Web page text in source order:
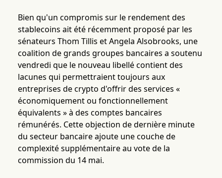
Bien qu'un compromis sur le rendement des
stablecoins ait été récemment proposé par les
sénateurs Thom Tillis et Angela Alsobrooks, une
coalition de grands groupes bancaires a soutenu
vendredi que le nouveau libellé contient des
lacunes qui permettraient toujours aux
entreprises de crypto d'offrir des services «
économiquement ou fonctionnellement
équivalents » à des comptes bancaires
rémunérés. Cette objection de dernière minute
du secteur bancaire ajoute une couche de
complexité supplémentaire au vote de la
commission du 14 mai.